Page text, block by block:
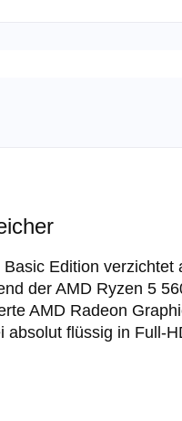
Edition verzichtet
der AMD Ryzen 5
AMD Radeon
absolut flüssig in Full-